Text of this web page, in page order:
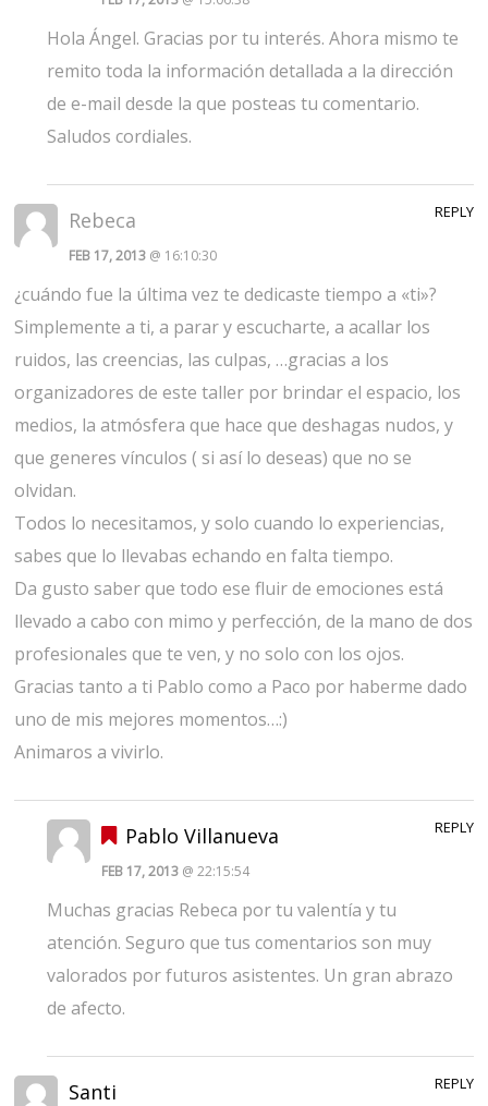
Hola Ángel. Gracias por tu interés. Ahora mismo te
remito toda la información detallada a la dirección
de e-mail desde la que posteas tu comentario.
Saludos cordiales.
Rebeca
FEB 17, 2013 @ 16:10:30
¿cuándo fue la última vez te dedicaste tiempo a «ti»?
Simplemente a ti, a parar y escucharte, a acallar los
ruidos, las creencias, las culpas, …gracias a los
organizadores de este taller por brindar el espacio, los
medios, la atmósfera que hace que deshagas nudos, y
que generes vínculos ( si así lo deseas) que no se
olvidan.
Todos lo necesitamos, y solo cuando lo experiencias,
sabes que lo llevabas echando en falta tiempo.
Da gusto saber que todo ese fluir de emociones está
llevado a cabo con mimo y perfección, de la mano de dos
profesionales que te ven, y no solo con los ojos.
Gracias tanto a ti Pablo como a Paco por haberme dado
uno de mis mejores momentos…:)
Animaros a vivirlo.
REPLY
Pablo Villanueva
FEB 17, 2013 @ 22:15:54
Muchas gracias Rebeca por tu valentía y tu
atención. Seguro que tus comentarios son muy
valorados por futuros asistentes. Un gran abrazo
de afecto.
REPLY
Santi REPLY